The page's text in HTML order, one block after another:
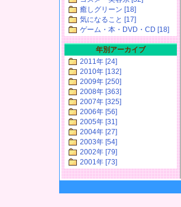
癒しグリーン [18]
気になること [17]
ゲーム・本・DVD・CD [18]
年別アーカイブ
2011年 [24]
2010年 [132]
2009年 [250]
2008年 [363]
2007年 [325]
2006年 [56]
2005年 [31]
2004年 [27]
2003年 [54]
2002年 [79]
2001年 [73]